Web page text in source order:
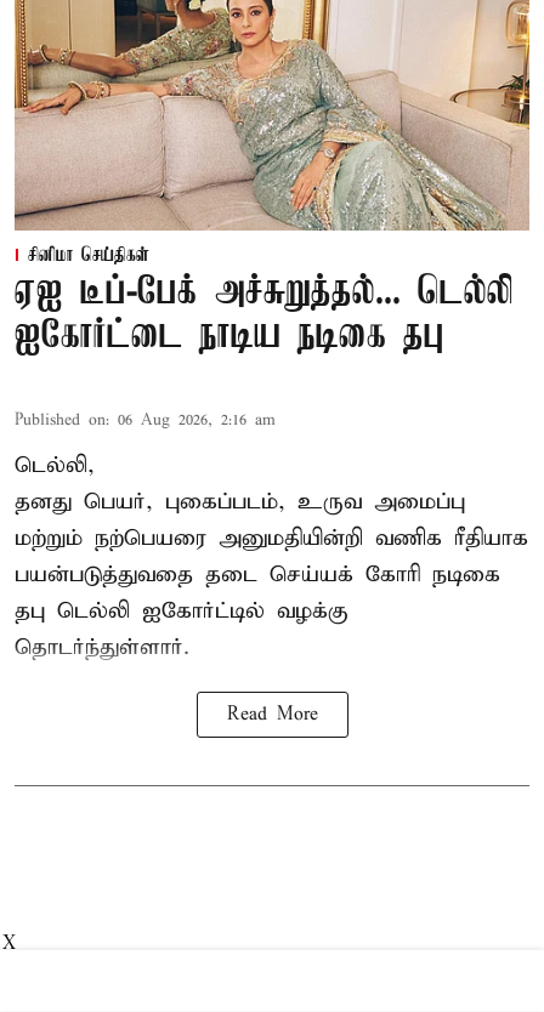
சினிமா செய்திகள்
ஏஐ டீப்-பேக் அச்சுறுத்தல்... டெல்லி
ஐகோர்ட்டை நாடிய நடிகை தபு
Published on: 06 Aug 2026, 2:16 am
டெல்லி,
தனது பெயர், புகைப்படம், உருவ அமைப்பு
மற்றும் நற்பெயரை அனுமதியின்றி வணிக ரீதியாக
பயன்படுத்துவதை தடை செய்யக் கோரி நடிகை
தபு டெல்லி ஐகோர்ட்டில் வழக்கு
தொடர்ந்துள்ளார்.
Read More
X